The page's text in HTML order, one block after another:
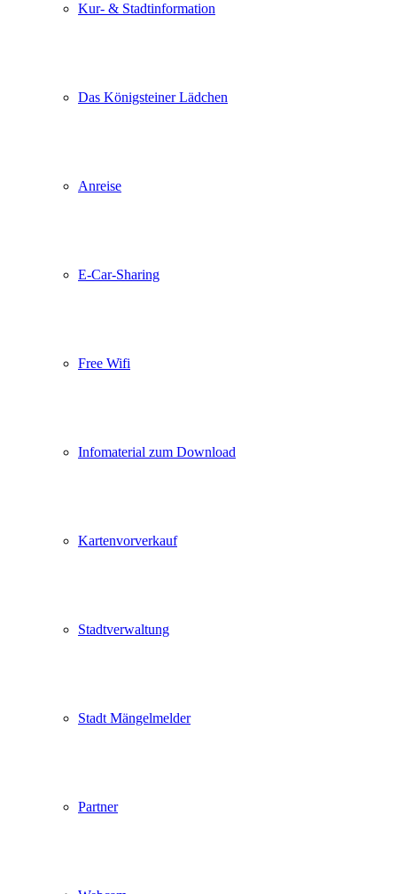
Kur- & Stadtinformation
Das Königsteiner Lädchen
Anreise
E-Car-Sharing
Free Wifi
Infomaterial zum Download
Kartenvorverkauf
Stadtverwaltung
Stadt Mängelmelder
Partner